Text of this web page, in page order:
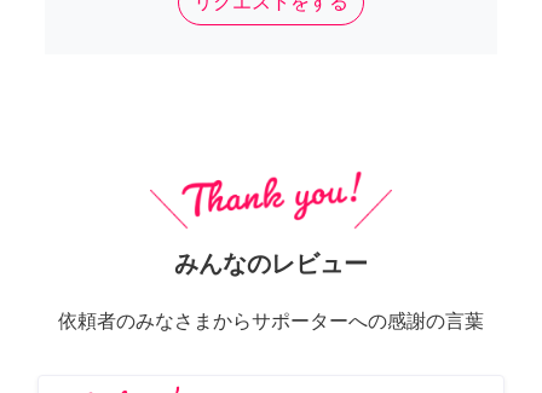
みんなのレビュー
依頼者のみなさまからサポーターへの感謝の言葉